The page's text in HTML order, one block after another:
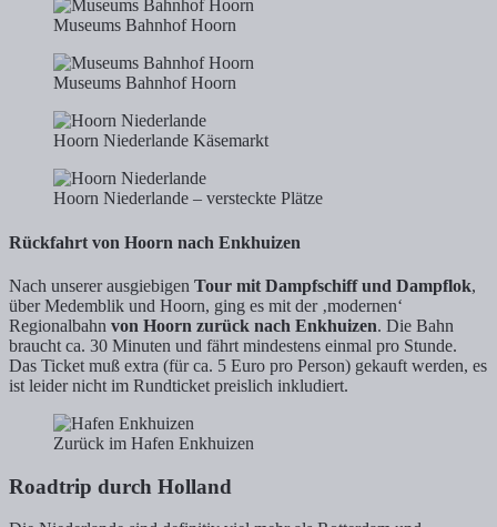
Museums Bahnhof Hoorn
Museums Bahnhof Hoorn
Hoorn Niederlande Käsemarkt
Hoorn Niederlande – versteckte Plätze
Rückfahrt von Hoorn nach Enkhuizen
Nach unserer ausgiebigen Tour mit Dampfschiff und Dampflok,
über Medemblik und Hoorn, ging es mit der ‚modernen‘
Regionalbahn von Hoorn zurück nach Enkhuizen. Die Bahn
braucht ca. 30 Minuten und fährt mindestens einmal pro Stunde.
Das Ticket muß extra (für ca. 5 Euro pro Person) gekauft werden, es
ist leider nicht im Rundticket preislich inkludiert.
Zurück im Hafen Enkhuizen
Roadtrip durch Holland